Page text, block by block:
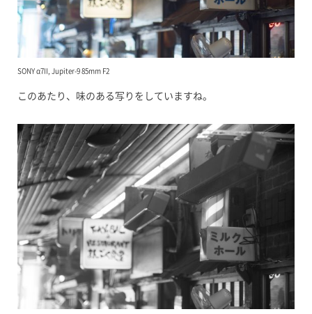
SONY α7II, Jupiter-9 85mm F2
このあたり、味のある写りをしていますね。